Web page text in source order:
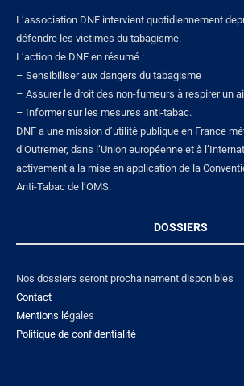
L’association DNF intervient quotidiennement
défendre les victimes du tabagisme.
L’action de DNF en résumé :
– Sensibiliser aux dangers du tabagisme
– Assurer le droit des non-fumeurs à respirer un
– Informer sur les mesures anti-tabac.
DNF a une mission d’utilité publique en France
d’Outremer, dans l’Union européenne et à
activement à la mise en application de la
Anti-Tabac de l’OMS.
DOSSIERS
Nos dossiers seront prochainement disponibles
Contact
Mentions légales
Politique de confidentialité